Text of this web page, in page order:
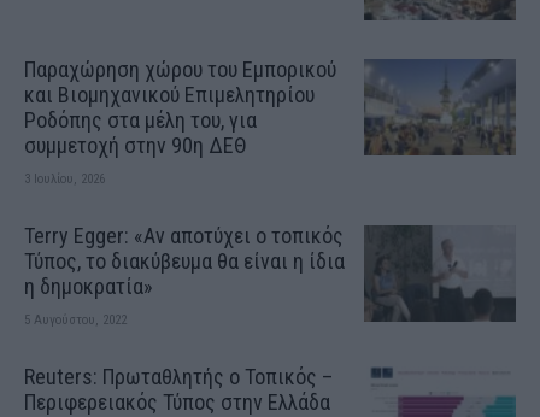
Παραχώρηση χώρου του Εμπορικού
και Βιομηχανικού Επιμελητηρίου
Ροδόπης στα μέλη του, για
συμμετοχή στην 90η ΔΕΘ
3 Ιουλίου, 2026
Terry Egger: «Αν αποτύχει ο τοπικός
Τύπος, το διακύβευμα θα είναι η ίδια
η δημοκρατία»
5 Αυγούστου, 2022
Reuters: Πρωταθλητής ο Τοπικός –
Περιφερειακός Τύπος στην Ελλάδα